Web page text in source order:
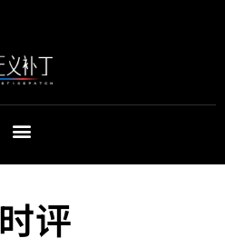
时评